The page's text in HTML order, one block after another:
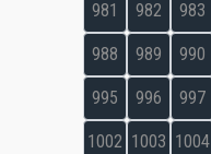
981 982 983
988 989 990
995 996 997
1002 1003 1004